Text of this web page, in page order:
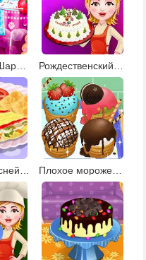
Игра Кафе Шарлотты Землянички
Плохое мороженое украшение